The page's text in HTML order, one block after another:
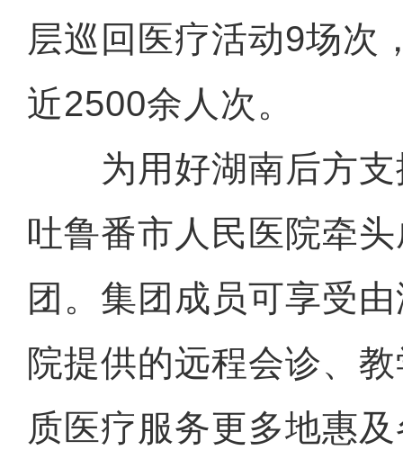
层巡回医疗活动9场次
近2500余人次。
为用好湖南后方支
吐鲁番市人民医院牵
团。集团成员可享受
院提供的远程会诊、
质医疗服务更多地惠